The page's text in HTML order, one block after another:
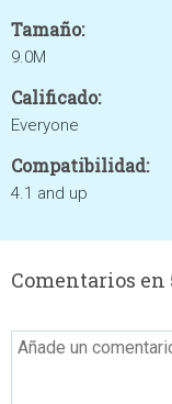
Tamaño:
9.0M
Calificado:
Everyone
Compatibilidad:
4.1 and up
Comentarios